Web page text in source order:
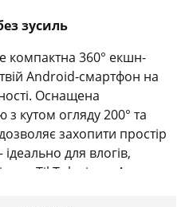
зусиль
компактна 360° екшн-
Android-смартфон на
Оснащена
кутом огляду 200° та
захопити простір
для влогів,
TikTok-відео. А